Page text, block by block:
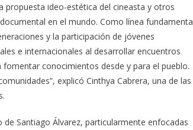
propuesta ideo-estética del cineasta y otros
en el mundo. Como línea
y la participación de jóvenes
e internacionales al desarrollar encuentros
conocimientos desde y para el pueblo.
explicó Cinthya Cabrera, una de las
Santiago Álvarez, particularmente enfocadas